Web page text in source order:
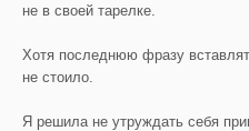
не в своей тарелке.
Хотя последнюю фразу
не стоило.
Я решила не утруждать себя